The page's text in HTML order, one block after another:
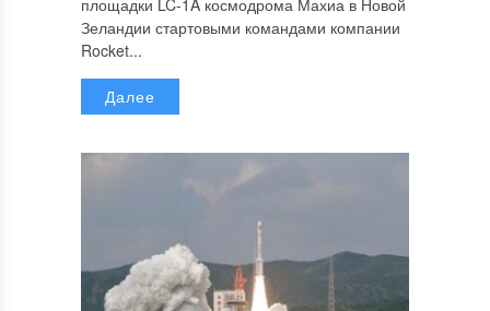
площадки LC-1A космодрома Махиа в Новой
Зеландии стартовыми командами компании
Rocket...
Далее